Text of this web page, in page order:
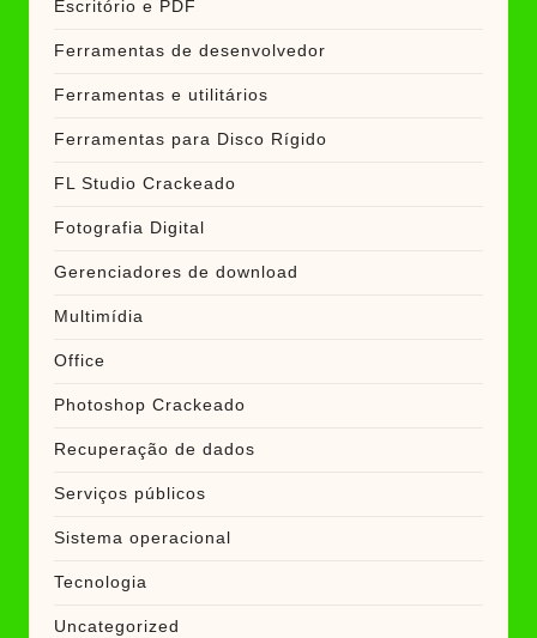
Escritório e PDF
Ferramentas de desenvolvedor
Ferramentas e utilitários
Ferramentas para Disco Rígido
FL Studio Crackeado
Fotografia Digital
Gerenciadores de download
Multimídia
Office
Photoshop Crackeado
Recuperação de dados
Serviços públicos
Sistema operacional
Tecnologia
Uncategorized